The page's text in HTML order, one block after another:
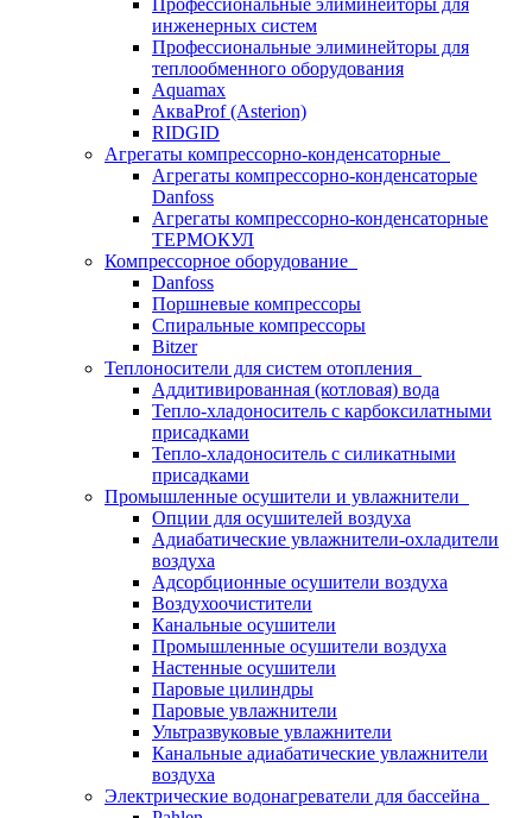
Профессиональные элиминейторы для
инженерных систем
Профессиональные элиминейторы для
теплообменного оборудования
Aquamax
АкваProf (Asterion)
RIDGID
Агрегаты компрессорно-конденсаторные
Агрегаты компрессорно-конденсаторые
Danfoss
Агрегаты компрессорно-конденсаторные
ТЕРМОКУЛ
Компрессорное оборудование
Danfoss
Поршневые компрессоры
Спиральные компрессоры
Bitzer
Теплоносители для систем отопления
Аддитивированная (котловая) вода
Тепло-хладоноситель с карбоксилатными
присадками
Тепло-хладоноситель с силикатными
присадками
Промышленные осушители и увлажнители
Опции для осушителей воздуха
Адиабатические увлажнители-охладители
воздуха
Адсорбционные осушители воздуха
Воздухоочистители
Канальные осушители
Промышленные осушители воздуха
Настенные осушители
Паровые цилиндры
Паровые увлажнители
Ультразвуковые увлажнители
Канальные адиабатические увлажнители
воздуха
Электрические водонагреватели для бассейна